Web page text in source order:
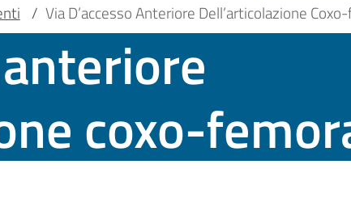
/ Via D’accesso Anteriore Dell’articolazione
coxo-